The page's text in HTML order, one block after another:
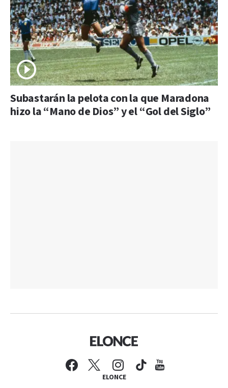
Subastarán la pelota con la que Maradona
hizo la “Mano de Dios” y el “Gol del Siglo”
ELONCE